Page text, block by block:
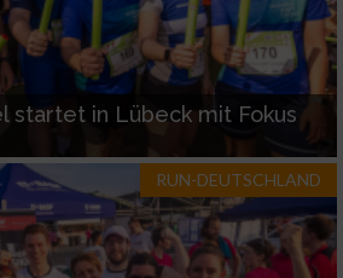
startet in Lübeck mit Fokus
RUN-DEUTSCHLAND